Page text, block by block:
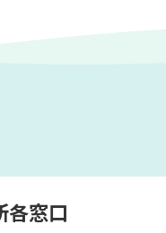
各窓口